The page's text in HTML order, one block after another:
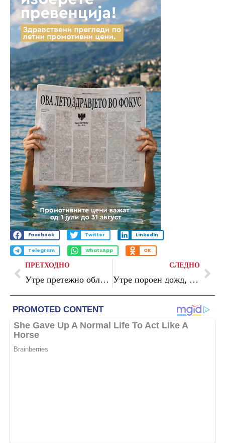
Facebook Twitter LinkedIn
Telegram WhatsApp OK
ПРЕТХОДНО
Утре претежно облачно со врнежи од дожд, наместа во форма на невреме
СЛЕДНО
Утре пороен дожд, грмежи и засилен северен ветер низ земјата